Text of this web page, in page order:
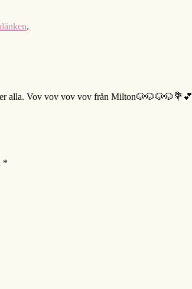
.
alla. Vov vov vov vov från Milton🐶🐶🐶🐶💐💕
*